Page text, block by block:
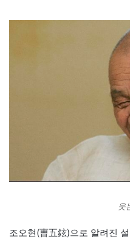
웃
조오현(曺五鉉)으로 알려진